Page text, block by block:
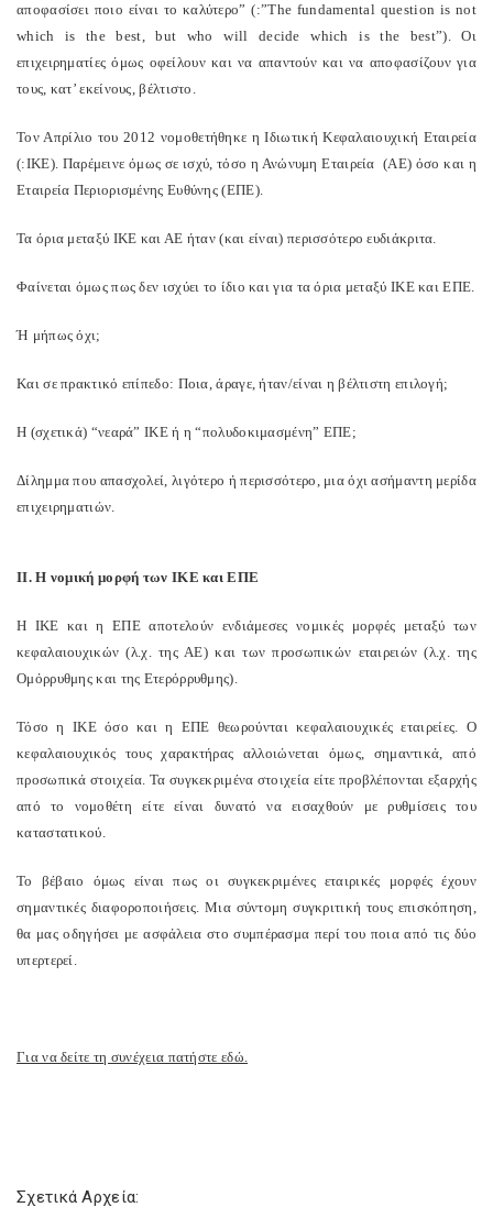
αποφασίσει ποιο είναι το καλύτερο” (:”The fundamental question is not
which is the best, but who will decide which is the best”). Οι
επιχειρηματίες όμως οφείλουν και να απαντούν και να αποφασίζουν για
τους, κατ’ εκείνους, βέλτιστο.
Τον Απρίλιο του 2012 νομοθετήθηκε η Ιδιωτική Κεφαλαιουχική Εταιρεία
(:ΙΚΕ). Παρέμεινε όμως σε ισχύ, τόσο η Ανώνυμη Εταιρεία (ΑΕ) όσο και η
Εταιρεία Περιορισμένης Ευθύνης (ΕΠΕ).
Τα όρια μεταξύ ΙΚΕ και ΑΕ ήταν (και είναι) περισσότερο ευδιάκριτα.
Φαίνεται όμως πως δεν ισχύει το ίδιο και για τα όρια μεταξύ ΙΚΕ και ΕΠΕ.
Ή μήπως όχι;
Και σε πρακτικό επίπεδο: Ποια, άραγε, ήταν/είναι η βέλτιστη επιλογή;
Η (σχετικά) “νεαρά” ΙΚΕ ή η “πολυδοκιμασμένη” ΕΠΕ;
Δίλημμα που απασχολεί, λιγότερο ή περισσότερο, μια όχι ασήμαντη μερίδα
επιχειρηματιών.
ΙΙ. Η νομική μορφή των ΙΚΕ και ΕΠΕ
Η ΙΚΕ και η ΕΠΕ αποτελούν ενδιάμεσες νομικές μορφές μεταξύ των
κεφαλαιουχικών (λ.χ. της ΑΕ) και των προσωπικών εταιρειών (λ.χ. της
Ομόρρυθμης και της Ετερόρρυθμης).
Τόσο η ΙΚΕ όσο και η ΕΠΕ θεωρούνται κεφαλαιουχικές εταιρείες. Ο
κεφαλαιουχικός τους χαρακτήρας αλλοιώνεται όμως, σημαντικά, από
προσωπικά στοιχεία. Τα συγκεκριμένα στοιχεία είτε προβλέπονται εξαρχής
από το νομοθέτη είτε είναι δυνατό να εισαχθούν με ρυθμίσεις του
καταστατικού.
Το βέβαιο όμως είναι πως οι συγκεκριμένες εταιρικές μορφές έχουν
σημαντικές διαφοροποιήσεις. Μια σύντομη συγκριτική τους επισκόπηση,
θα μας οδηγήσει με ασφάλεια στο συμπέρασμα περί του ποια από τις δύο
υπερτερεί.
Για να δείτε τη συνέχεια πατήστε εδώ.
Σχετικά Αρχεία: